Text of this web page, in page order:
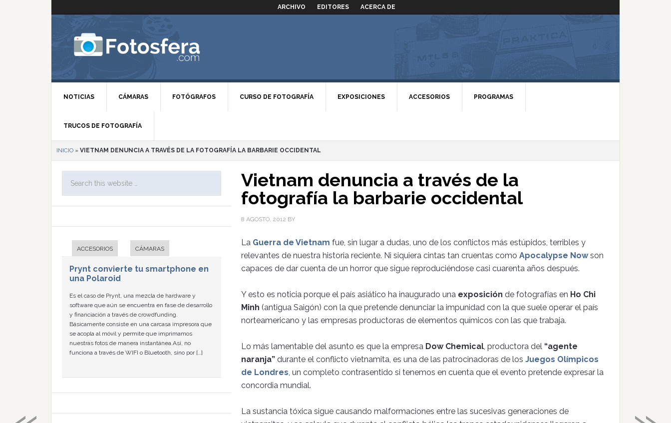
ARCHIVO EDITORES ACERCA DE
NOTICIAS CÁMARAS FOTÓGRAFOS CURSO DE FOTOGRAFÍA EXPOSICIONES ACCESORIOS PROGRAMAS
TRUCOS DE FOTOGRAFÍA
INICIO » VIETNAM DENUNCIA A TRAVÉS DE LA FOTOGRAFÍA LA BARBARIE OCCIDENTAL
Vietnam denuncia a través de la
fotografía la barbarie occidental
8 AGOSTO, 2012 BY
La Guerra de Vietnam fue, sin lugar a dudas, uno de los conflictos más estúpidos, terribles y
relevantes de nuestra historia reciente. Ni siquiera cintas tan cruentas como Apocalypse Nowson
capaces de dar cuenta de un horror que sigue reproduciéndose casi cuarenta años después.
Y esto es noticia porque el país asiático ha inaugurado una exposición de fotografías en Ho Chi
Minh (antigua Saigón) con la que pretende denunciar la impunidad con la que suele operar el país
norteamericano y las empresas productoras de elementos químicos con las que trabaja.
Lo más lamentable del asunto es que la empresa Dow Chemical, productora del “agente
naranja” durante el conflicto vietnamita, es una de las patrocinadoras de los Juegos Olímpicos
de Londres, un completo contrasentido si tenemos en cuenta que el evento pretende expresar la
concordia mundial.
La sustancia tóxica sigue causando malformaciones entre las sucesivas generaciones de
ACCESORIOS CÁMARAS
Prynt convierte tu smartphone en
una Polaroid
Es el caso de Prynt, una mezcla de hardware y
software que aún se encuentra en fase de desarrollo
y financiación a través de crowdfunding.
Básicamente consiste en una carcasa impresora que
se acopla al móvil y permite que imprimamos
nuestras fotos de manera instantánea.Así, no
funciona a través de WIFI o Bluetooth, sino por […]